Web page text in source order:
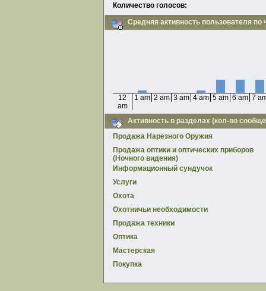
Количество голосов:
Средняя активность пользователя по
12
am
1 am 2 am 3 am 4 am 5 am 6 am 7
Активность в разделах (кол-во
Продажа Нарезного Оружия
Продажа оптики и оптических приборов
(Ночного видения)
Информационный сундучок
Услуги
Охота
Охотничьи необходимости
Продажа техники
Оптика
Мастерская
Покупка